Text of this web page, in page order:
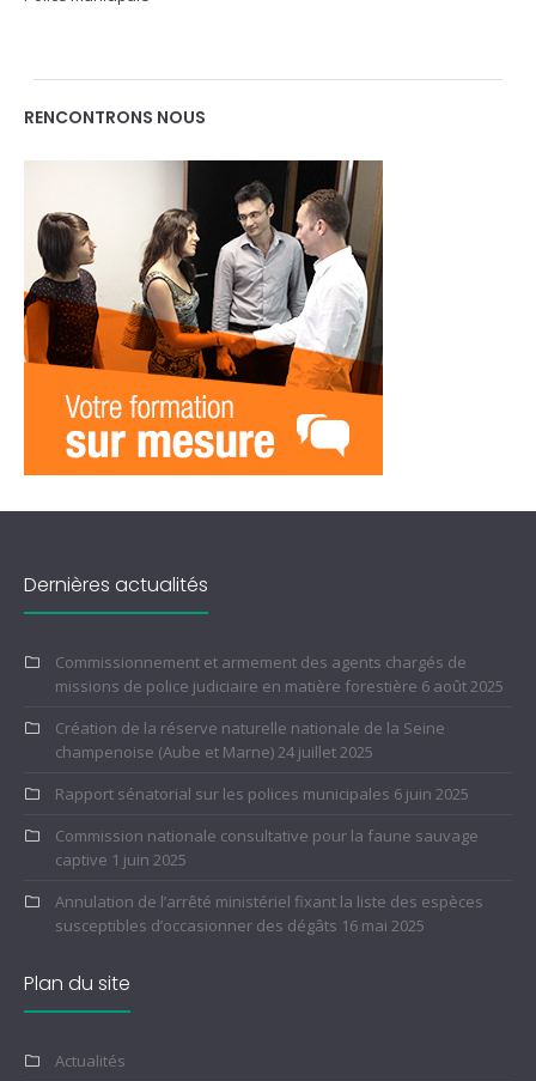
RENCONTRONS NOUS
Dernières actualités
Commissionnement et armement des agents chargés de
missions de police judiciaire en matière forestière 6 août 2025
Création de la réserve naturelle nationale de la Seine
champenoise (Aube et Marne)24 juillet 2025
Rapport sénatorial sur les polices municipales 6 juin 2025
Commission nationale consultative pour la faune sauvage
captive 1 juin 2025
Annulation de l’arrêté ministériel fixant la liste des espèces
susceptibles d’occasionner des dégâts 16 mai 2025
Plan du site
Actualités